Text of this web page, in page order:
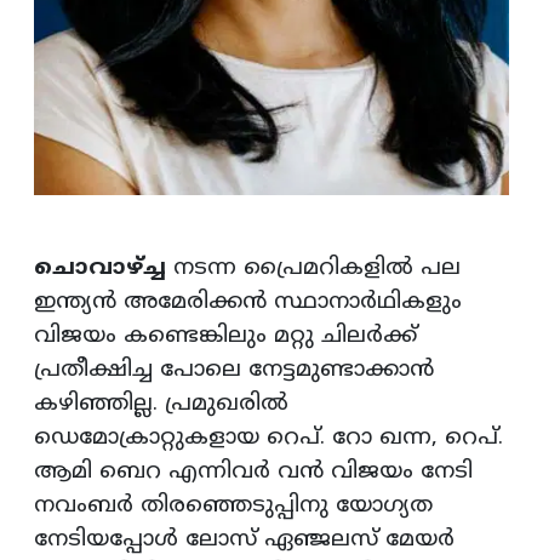
ചൊവാഴ്ച്ച നടന്ന പ്രൈമറികളിൽ പല
ഇന്ത്യൻ അമേരിക്കൻ സ്ഥാനാർഥികളും
വിജയം കണ്ടെങ്കിലും മറ്റു ചിലർക്ക്
പ്രതീക്ഷിച്ച പോലെ നേട്ടമുണ്ടാക്കാൻ
കഴിഞ്ഞില്ല. പ്രമുഖരിൽ
ഡെമോക്രാറ്റുകളായ റെപ്. റോ ഖന്ന, റെപ്.
ആമി ബെറ എന്നിവർ വൻ വിജയം നേടി
നവംബർ തിരഞ്ഞെടുപ്പിനു യോഗ്യത
നേടിയപ്പോൾ ലോസ് ഏഞ്ജലസ് മേയർ